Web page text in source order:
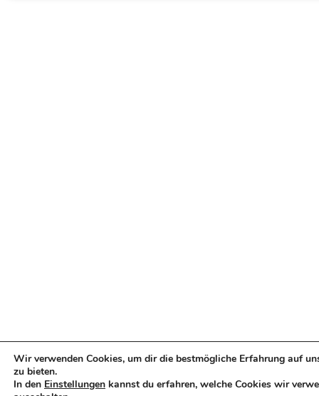
Wir verwenden Cookies, um dir die bestmögliche Erfahrung auf
zu bieten.
In den Einstellungen kannst du erfahren, welche Cookies wir